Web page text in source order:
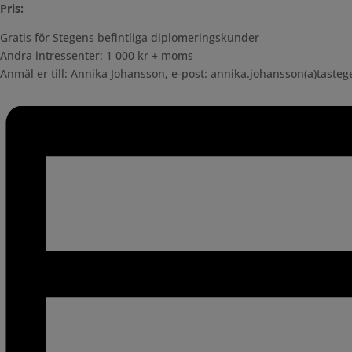
Pris:
Gratis för Stegens befintliga diplomeringskunder
Andra intressenter: 1 000 kr + moms
Anmäl er till: Annika Johansson, e-post: